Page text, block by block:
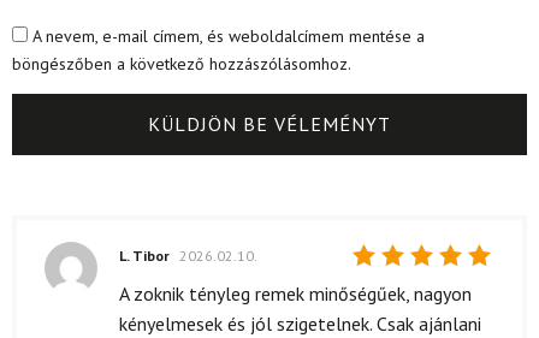
A nevem, e-mail címem, és weboldalcímem mentése a
böngészőben a következő hozzászólásomhoz.
Értékelés:
5/ 5
L. Tibor 2026.02.10.
A zoknik tényleg remek minőségűek, nagyon
kényelmesek és jól szigetelnek. Csak ajánlani